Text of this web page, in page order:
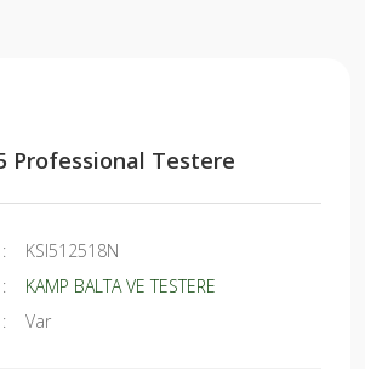
Professional Testere
KSI512518N
KAMP BALTA VE TESTERE
Var